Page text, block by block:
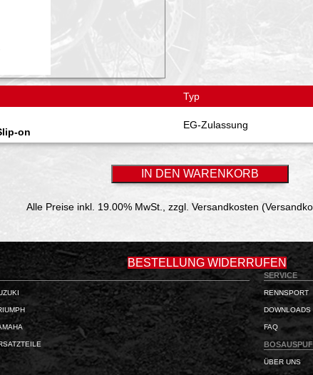
Typ
on
EG-Zulassung
Alle Preise inkl. 19.00% MwSt., zzgl. Versandkosten
BESTELLUNG WIDERRUFEN
SERVICE
RENNSPORT
DOWNLOADS
FAQ
ÜBER UNS